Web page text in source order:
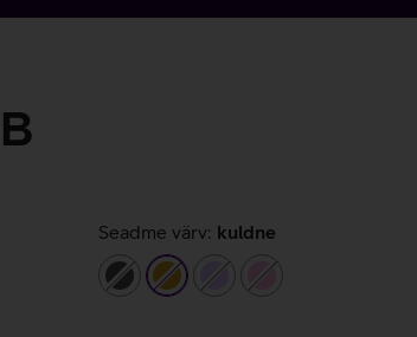
Seadme värv: kuldne
tumehallkuldnehelelillaheleroosa